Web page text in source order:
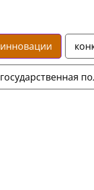
инновации
государственная